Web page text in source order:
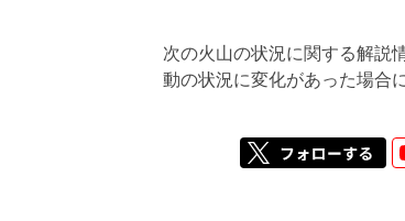
次の火山の状況に関する解説
動の状況に変化があった場合